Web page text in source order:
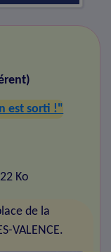
est sorti !"
Ko
de la
VALENCE.